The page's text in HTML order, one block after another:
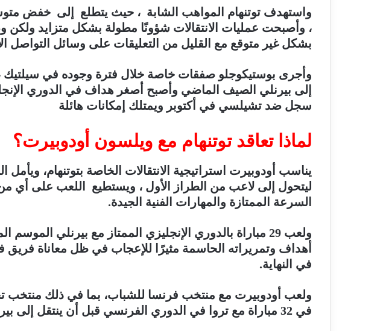
واستهدف توتنهام المواهب الشابة ، حيث يتطلع إلى خفض
، وأصبحت عمليات الانتقالات شؤونًا مطولة بشكل متزايد ولكن
بشكل غير متوقع مع القليل من التعليقات على وسائل التواصل
وأجرى بوستيكوجلو صفقات خاصة خلال فترة وجوده في سيلتيك
إلى بيرنلي الصيف الماضي وأصبح أصغر هداف في الدوري
سجل ضد تشيلسي في أكتوبر ويمتلك إمكانات هائلة
لماذا تعاقد توتنهام مع ويلسون أودوبيرت؟
يناسب أودوبيرت استراتيجية الانتقالات الخاصة بتوتنهام، ويأمل
ليتحول إلى لاعب من الطراز الأول ، ويستطيع اللعب على أي
السرعة الممتازة والمهارات الفنية الجيدة.
ولعب 29 مباراة بالدوري الإنجليزي الممتاز مع بيرنلي
أهداف وتمريراته الحاسمة مثيرًا للإعجاب في ظل معاناة
في النهاية.
في 32 مباراة مع تروا في الدوري الفرنسي قبل أن ينتقل إلى بيرنلي.